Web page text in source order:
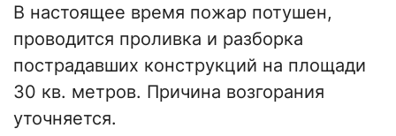
В настоящее время пожар потушен,
проводится проливка и разборка
пострадавших конструкций на площади
30 кв. метров. Причина возгорания
уточняется.